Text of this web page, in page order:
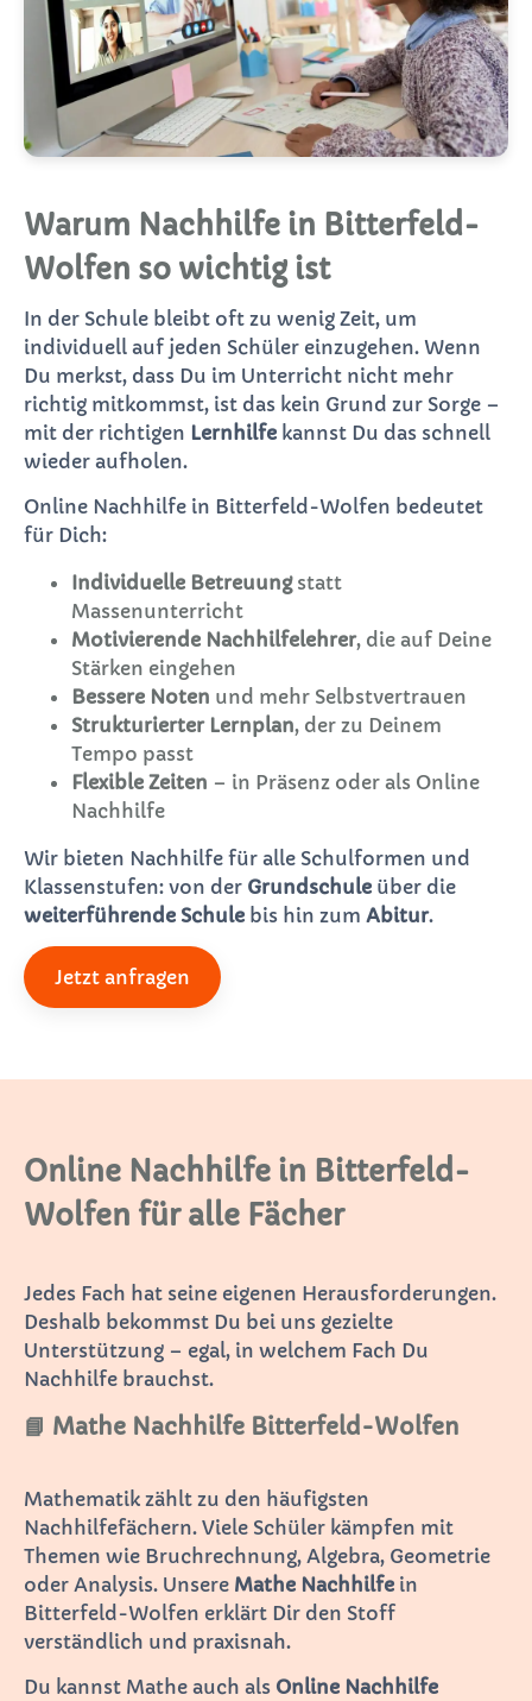
Warum Nachhilfe in Bitterfeld-
Wolfen so wichtig ist
In der Schule bleibt oft zu wenig Zeit, um
individuell auf jeden Schüler einzugehen. Wenn
Du merkst, dass Du im Unterricht nicht mehr
richtig mitkommst, ist das kein Grund zur Sorge –
mit der richtigen Lernhilfe kannst Du das schnell
wieder aufholen.
Online Nachhilfe in Bitterfeld-Wolfen bedeutet
für Dich:
Individuelle Betreuungstatt
Massenunterricht
Motivierende Nachhilfelehrer, die auf Deine
Stärken eingehen
Bessere Noten und mehr Selbstvertrauen
Strukturierter Lernplan, der zu Deinem
Tempo passt
Flexible Zeiten – in Präsenz oder als Online
Nachhilfe
Wir bieten Nachhilfe für alle Schulformen und
Klassenstufen: von der Grundschule über die
weiterführende Schule bis hin zum Abitur.
Jetzt anfragen
Online Nachhilfe in Bitterfeld-
Wolfen für alle Fächer
Jedes Fach hat seine eigenen Herausforderungen.
Deshalb bekommst Du bei uns gezielte
Unterstützung – egal, in welchem Fach Du
Nachhilfe brauchst.
📘 Mathe Nachhilfe Bitterfeld-Wolfen
Mathematik zählt zu den häufigsten
Nachhilfefächern. Viele Schüler kämpfen mit
Themen wie Bruchrechnung, Algebra, Geometrie
oder Analysis. Unsere Mathe Nachhilfe in
Bitterfeld-Wolfen erklärt Dir den Stoff
verständlich und praxisnah.
Du kannst Mathe auch als Online Nachhilfe